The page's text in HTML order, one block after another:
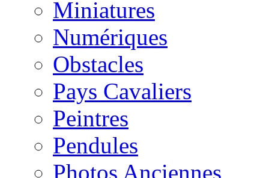
Miniatures
Numériques
Obstacles
Pays Cavaliers
Peintres
Pendules
Photos Anciennes